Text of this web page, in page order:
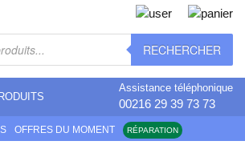
RECHERCHER
Assistance téléphonique
00216 29 39 73 73
OFFRES DU MOMENT RÉPARATION